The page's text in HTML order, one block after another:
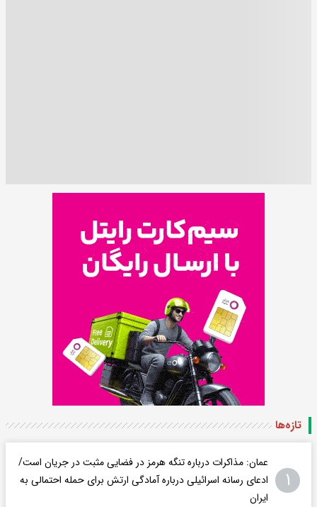
تازه‌ها
۱
عمان: مذاکرات درباره تنگه هرمز در فضایی مثبت در جریان است/
ادعای رسانه اسرائیلی درباره آمادگی ارتش برای حمله احتمالی به
ایران